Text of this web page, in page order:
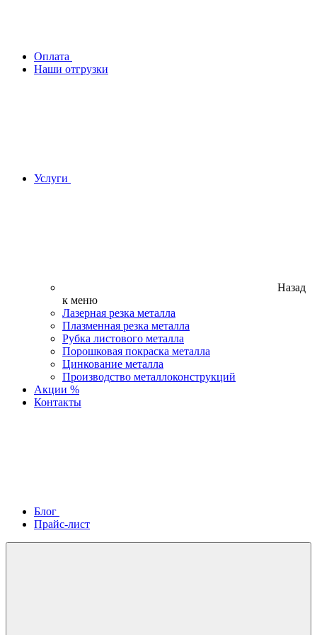
Оплата
Наши отгрузки
Услуги
Назад
к меню
Лазерная резка металла
Плазменная резка металла
Рубка листового металла
Порошковая покраска металла
Цинкование металла
Производство металлоконструкций
Акции %
Контакты
Блог
Прайс-лист